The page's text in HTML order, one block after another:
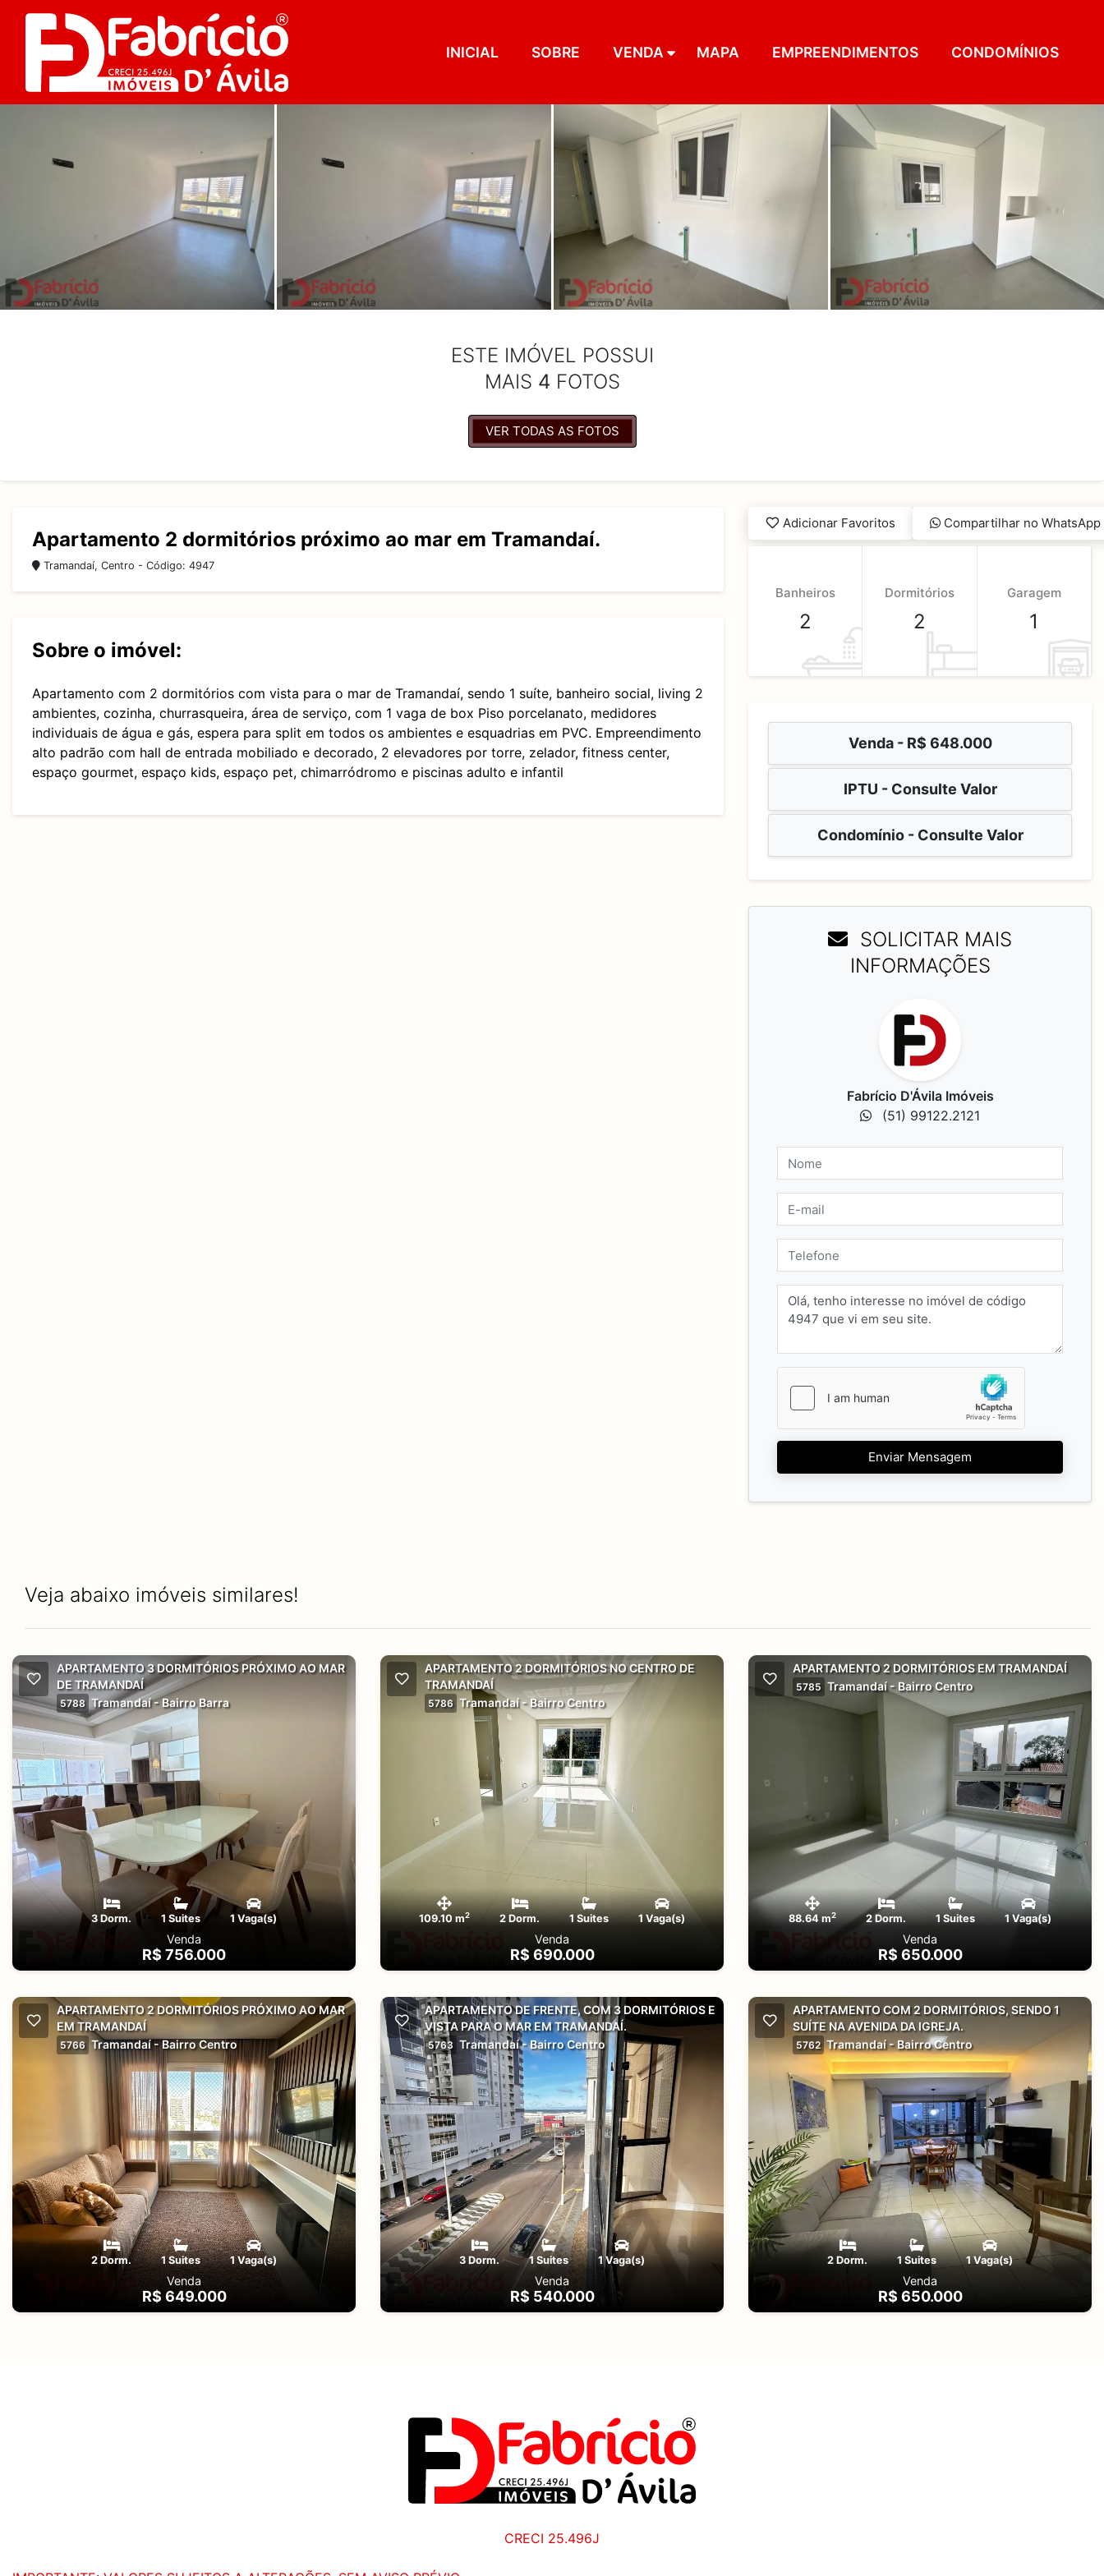
INICIAL SOBRE VENDA MAPA EMPREENDIMENTOS CONDOMÍNIOS
ESTE IMÓVEL POSSUI
MAIS 4 FOTOS
VER TODAS AS FOTOS
Apartamento 2 dormitórios próximo ao mar em Tramandaí.
Tramandaí, Centro - Código: 4947
Sobre o imóvel:
Apartamento com 2 dormitórios com vista para o mar de Tramandaí, sendo 1 suíte, banheiro social, living 2
ambientes, cozinha, churrasqueira, área de serviço, com 1 vaga de box Piso porcelanato, medidores
individuais de água e gás, espera para split em todos os ambientes e esquadrias em PVC. Empreendimento
alto padrão com hall de entrada mobiliado e decorado, 2 elevadores por torre, zelador, fitness center,
espaço gourmet, espaço kids, espaço pet, chimarródromo e piscinas adulto e infantil
Adicionar Favoritos Compartilhar no WhatsApp
Banheiros
2
Dormitórios
2
Garagem
1
Venda - R$ 648.000
IPTU - Consulte Valor
Condomínio - Consulte Valor
SOLICITAR MAIS
INFORMAÇÕES
Fabrício D'Ávila Imóveis
(51) 99122.2121
Enviar Mensagem
Veja abaixo imóveis similares!
APARTAMENTO 3 DORMITÓRIOS PRÓXIMO AO MAR
DE TRAMANDAÍ
5788 Tramandaí - Bairro Barra
3 Dorm. 1 Suites 1 Vaga(s)
Venda
R$ 756.000
APARTAMENTO 2 DORMITÓRIOS NO CENTRO DE
TRAMANDAÍ
5786 Tramandaí - Bairro Centro
109.10 m2 2 Dorm. 1 Suites 1 Vaga(s)
Venda
R$ 690.000
APARTAMENTO 2 DORMITÓRIOS EM TRAMANDAÍ
5785 Tramandaí - Bairro Centro
88.64 m2 2 Dorm. 1 Suites 1 Vaga(s)
Venda
R$ 650.000
APARTAMENTO 2 DORMITÓRIOS PRÓXIMO AO MAR
EM TRAMANDAÍ
5766 Tramandaí - Bairro Centro
2 Dorm. 1 Suites 1 Vaga(s)
Venda
R$ 649.000
APARTAMENTO DE FRENTE, COM 3 DORMITÓRIOS E
VISTA PARA O MAR EM TRAMANDAÍ.
5763 Tramandaí - Bairro Centro
3 Dorm. 1 Suites 1 Vaga(s)
Venda
R$ 540.000
APARTAMENTO COM 2 DORMITÓRIOS, SENDO 1
SUÍTE NA AVENIDA DA IGREJA.
5762 Tramandaí - Bairro Centro
2 Dorm. 1 Suites 1 Vaga(s)
Venda
R$ 650.000
CRECI 25.496J